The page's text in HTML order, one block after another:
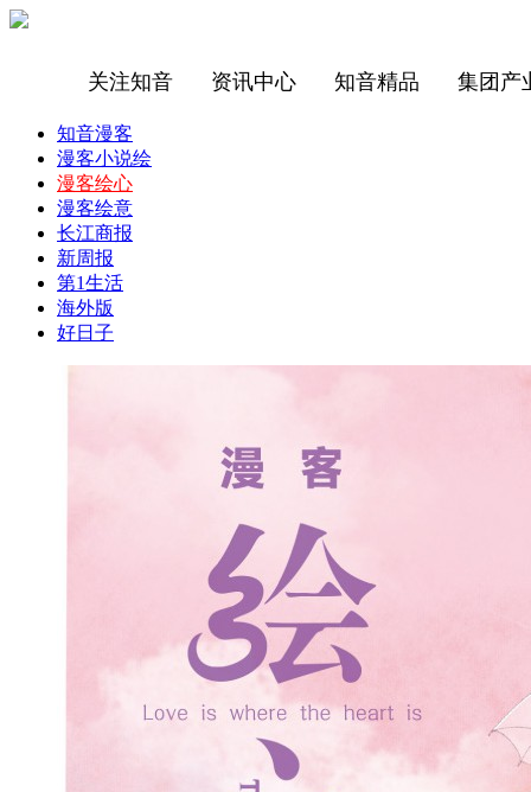
关注知音 资讯中心 知音精品 集团产
知音漫客
漫客小说绘
漫客绘心
漫客绘意
长江商报
新周报
第1生活
海外版
好日子